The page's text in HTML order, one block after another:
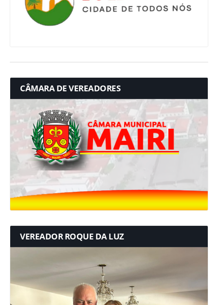
CÂMARA DE VEREADORES
VEREADOR ROQUE DA LUZ